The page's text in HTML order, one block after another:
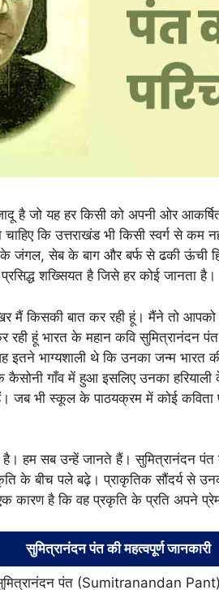
है जो यह हर किसी को अपनी ओर
कि उत्तराखंड भी किसी स्वर्ग से कम
के जंगल, सेब के बाग और बर्फ से ढकी ऊंची
शख्सियत है जिसे हर कोई जानता
मैं किसकी बात कर रही हूं। मैंने तो आपको
रही हूं भारत के महान कवि सुमित्रानंदन
भाग्यशाली थे कि उनका जन्म भारत
गाँव में हुआ इसलिए उनका हरियाली के
जब भी स्कूल के पाठयक्रम में कोई कविता
है। हम सब उन्हें जानते हैं। सुमित्रानंदन
के बीच पले बढ़े। प्राकृतिक सौंदर्य से
एक कारण है कि वह प्रकृति के प्रति अपने
सुमित्रानंदन पंत की महत्वपूर्ण जानकारी
पंत (Sumitranandan Pant)